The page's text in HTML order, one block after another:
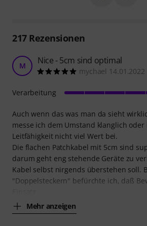
217Rezensionen
M Nice - 5cm sind optimal
mychael 14.01.2022
Auch wenn das was man da sieht
messe ich dem Umstand klanglich oder
Leitfähigkeit nicht viel Wert bei.
Die flachen Patchkabel mit 5cm sind
darum geht eng stehende Geräte zu
Kabel selbst nirgends überstehen soll.
"Doppelsteckern" befürchte ich, daß
Mehr anzeigen
Verarbeitung